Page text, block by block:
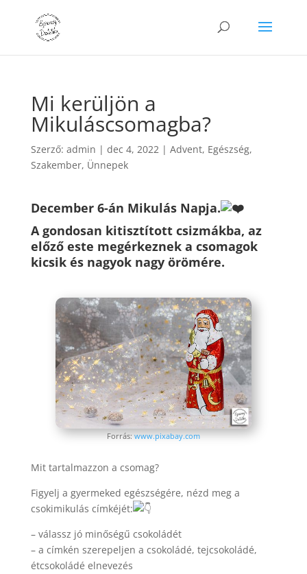
Mi kerüljön a
Mikuláscsomagba?
Szerző: admin | dec 4, 2022| Advent, Egészség,
Szakember, Ünnepek
December 6-án Mikulás Napja.
A gondosan kitisztított csizmákba, az
előző este megérkeznek a csomagok
kicsik és nagyok nagy örömére.
Forrás:www.pixabay.com
Mit tartalmazzon a csomag?
Figyelj a gyermeked egészségére, nézd meg a
csokimikulás címkéjét:
– válassz jó minőségű csokoládét
– a címkén szerepeljen a csokoládé, tejcsokoládé,
étcsokoládé elnevezés